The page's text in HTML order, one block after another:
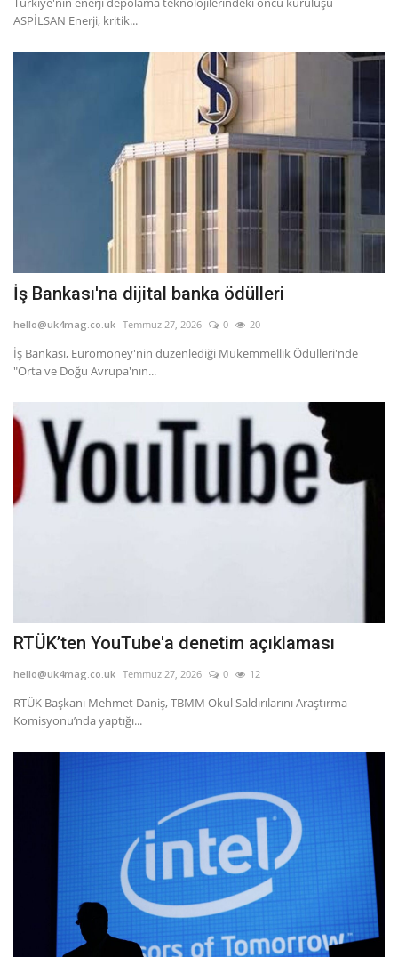
ASPİLSAN Enerji, kritik...
İş Bankası'na dijital banka ödülleri
hello@uk4mag.co.uk Temmuz 27, 2026 0 20
İş Bankası, Euromoney'nin düzenlediği Mükemmellik Ödülleri'nde
"Orta ve Doğu Avrupa'nın...
RTÜK’ten YouTube'a denetim açıklaması
hello@uk4mag.co.uk Temmuz 27, 2026 0 12
RTÜK Başkanı Mehmet Daniş, TBMM Okul Saldırılarını Araştırma
Komisyonu’nda yaptığı...